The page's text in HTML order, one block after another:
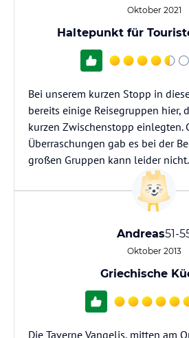
Oktober 2021
Haltepunkt für
Bei unserem kurzen Stopp in
bereits einige Reisegruppen hier,
kurzen Zwischenstopp einlegten.
Überraschungen gab es bei der
großen Gruppen kann leider nicht.
Andreas51-
Oktober 2013
Griechische
Die Taverne Vangelis, mitten am